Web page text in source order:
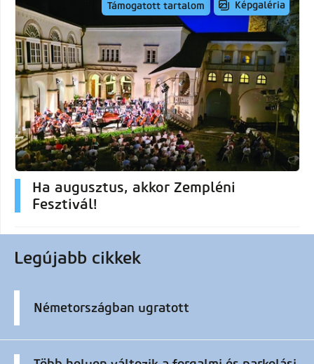
Támogatott tartalom Képgaléria
Ha augusztus, akkor Zempléni
Fesztivál!
Legújabb cikkek
Németországban ugratott